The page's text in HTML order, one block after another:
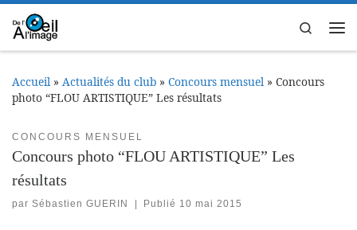
Passer au contenu
Search
Accueil » Actualités du club » Concours mensuel » Concours
photo “FLOU ARTISTIQUE” Les résultats
CONCOURS MENSUEL
Concours photo “FLOU ARTISTIQUE” Les
résultats
par Sébastien GUERIN Publié 10 mai 2015